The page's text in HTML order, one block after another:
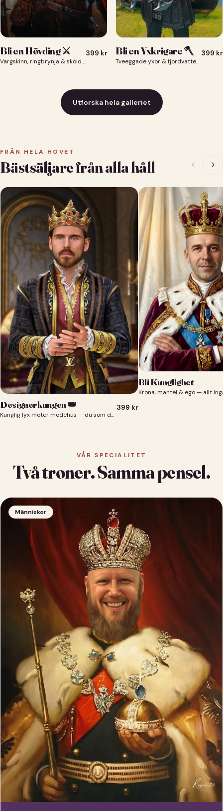
Bli en Hövding ⚔️
Vargskinn, ringbrynja & sköld — du som nordisk krigsherre ⚔️
399 kr Bli en Yxkrigare 🪓
Tveeggade yxor & fjordvatten bakom dig 🪓
399 kr
Utforska hela galleriet
FRÅN HELA HOVET
Bästsäljare från alla håll
Designerkungen 👑
Kunglig lyx möter modehus — du som designerkung 👑
399 kr
Bli Kunglighet
Krona, mantel & ego — allt
VÅR SPECIALITET
Två troner. Samma pensel.
Människor